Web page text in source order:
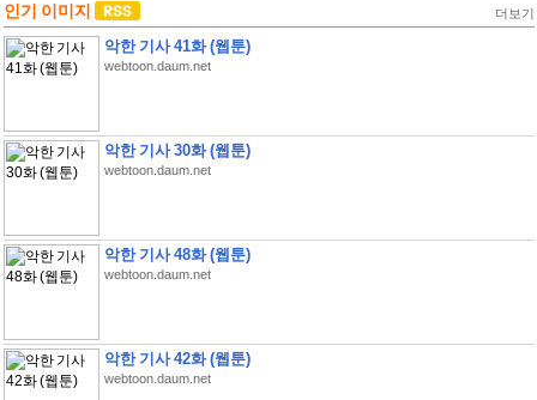
인기 이미지 더보기
악한 기사 41화 (웹툰)
webtoon.daum.net
악한 기사 30화 (웹툰)
webtoon.daum.net
악한 기사 48화 (웹툰)
webtoon.daum.net
악한 기사 42화 (웹툰)
webtoon.daum.net